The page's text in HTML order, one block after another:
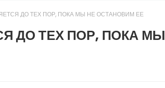
ДО ТЕХ ПОР, ПОКА МЫ НЕ ОСТАНОВИМ ЕЕ
ДО ТЕХ ПОР, ПОКА МЫ